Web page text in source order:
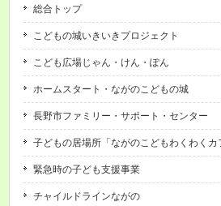
総合トップ
こどもの城いきいきプロジェクト
こども広場じゃん・けん・ぽん
ホームスタート・ながのこどもの城
長野市ファミリー・サポート・センター
子どもの居場所「ながのこどもわくわくカ
緊急時の子ども支援事業
チャイルドラインながの